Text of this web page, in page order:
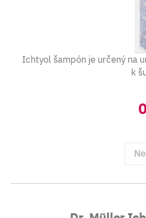
Ichtyol šampón je určený na
k